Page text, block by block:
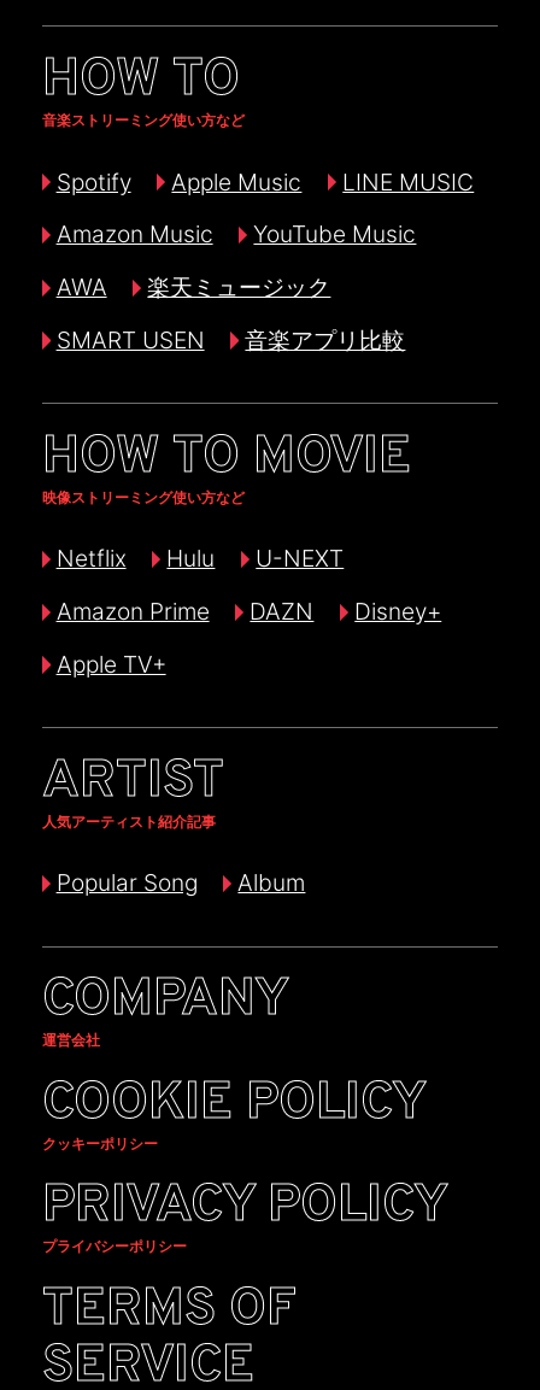
HOW TO
音楽ストリーミング使い方など
Spotify Apple Music
LINE MUSIC
Amazon Music
YouTube Music
AWA
楽天ミュージック
SMART USEN
音楽アプリ比較
HOW TO MOVIE
映像ストリーミング使い方など
Netflix Hulu
U-NEXT
Amazon Prime
DAZN
Disney+
Apple TV+
ARTIST
人気アーティスト紹介記事
Popular Song Album
COMPANY
運営会社
COOKIE POLICY
クッキーポリシー
PRIVACY POLICY
プライバシーポリシー
TERMS OF
SERVICE